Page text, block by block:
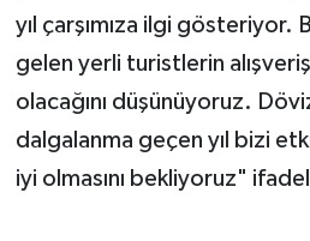
yıl çarşımıza ilgi gösteriyor.
gelen yerli turistlerin
olacağını düşünüyoruz.
dalgalanma geçen yıl bizi
iyi olmasını bekliyoruz"